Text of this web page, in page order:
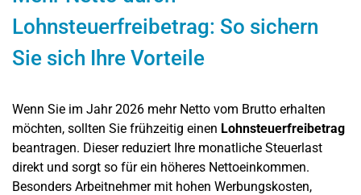
Lohnsteuerfreibetrag: So sichern
Sie sich Ihre Vorteile
Wenn Sie im Jahr 2026 mehr Netto vom Brutto erhalten
möchten, sollten Sie frühzeitig einen Lohnsteuerfreibetrag
beantragen. Dieser reduziert Ihre monatliche Steuerlast
direkt und sorgt so für ein höheres Nettoeinkommen.
Besonders Arbeitnehmer mit hohen Werbungskosten,